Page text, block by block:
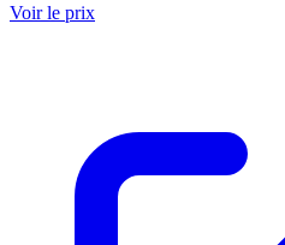
Voir le prix